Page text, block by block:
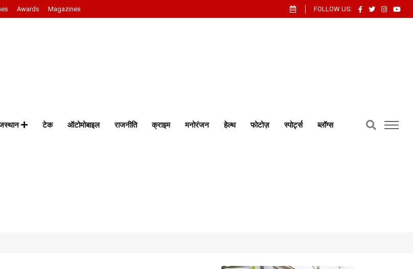
Awards Magazines FOLLOW US:
टेक ऑटोमोबाइल राजनीति क्राइम मनोरंजन हेल्थ फोटोज़ स्पोर्ट्स ब्लॉग्स